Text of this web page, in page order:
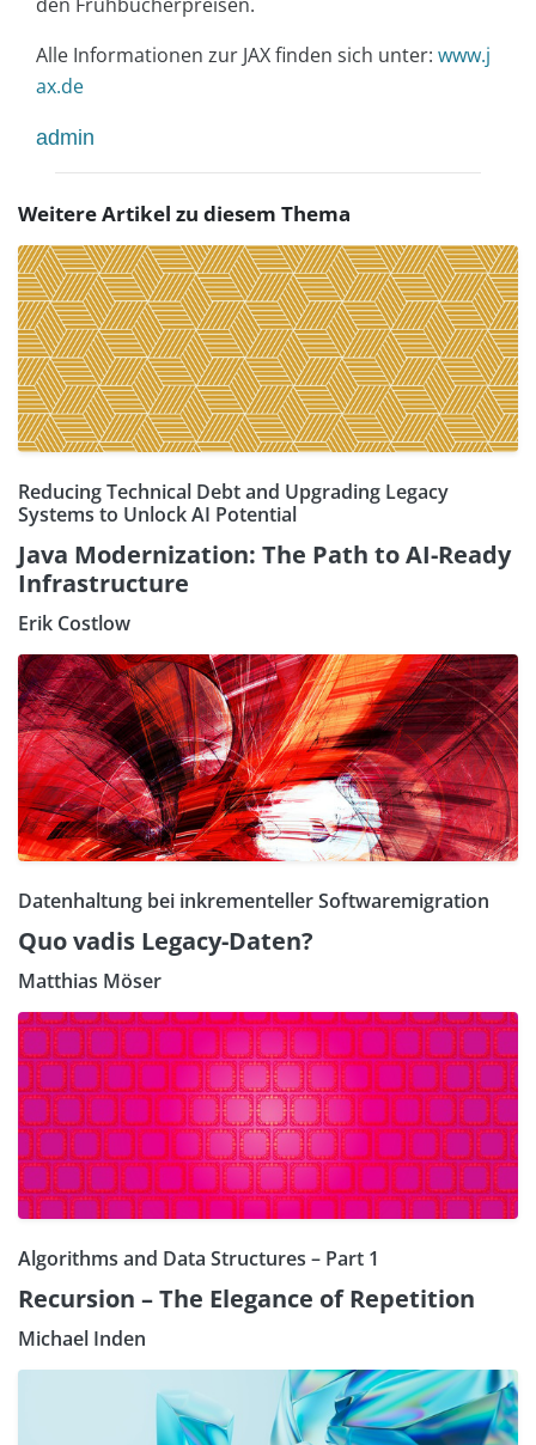
Alle Informationen zur JAX finden sich unter: www.j
ax.de
admin
Weitere Artikel zu diesem Thema
Reducing Technical Debt and Upgrading Legacy
Systems to Unlock AI Potential
Java Modernization: The Path to AI-Ready
Infrastructure
Erik Costlow
Datenhaltung bei inkrementeller Softwaremigration
Quo vadis Legacy-Daten?
Matthias Möser
Algorithms and Data Structures – Part 1
Recursion – The Elegance of Repetition
Michael Inden